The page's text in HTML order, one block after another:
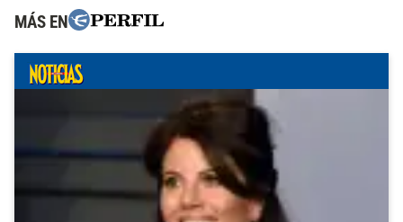
MÁS EN